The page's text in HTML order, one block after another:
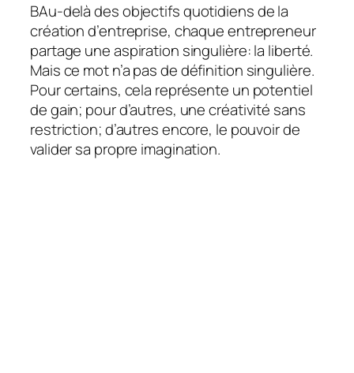
BAu-delà des objectifs quotidiens de la
création d’entreprise, chaque entrepreneur
partage une aspiration singulière: la liberté.
Mais ce mot n’a pas de définition singulière.
Pour certains, cela représente un potentiel
de gain; pour d’autres, une créativité sans
restriction; d’autres encore, le pouvoir de
valider sa propre imagination.